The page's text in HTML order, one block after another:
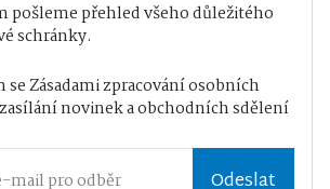
pošleme přehled všeho důležitého
schránky.
seZásadami zpracování osobních
novinek a obchodních sdělení
Odeslat